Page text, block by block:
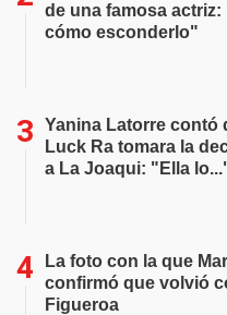
de una famosa
cómo esconderlo"
Yanina Latorre contó
Luck Ra tomara la
a La Joaqui: "Ella
La foto con la que
confirmó que volvió
Figueroa